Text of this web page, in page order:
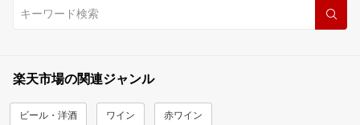
楽天市場の関連ジャンル
ビール・洋酒 ワイン 赤ワイン